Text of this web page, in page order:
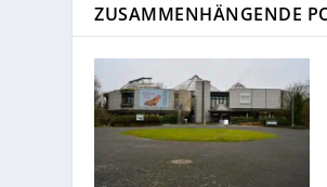
ZUSAMMENHÄNGENDE